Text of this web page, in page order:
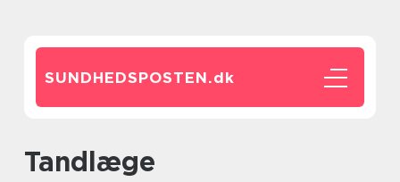
SUNDHEDSPOSTEN.dk
tandlæge